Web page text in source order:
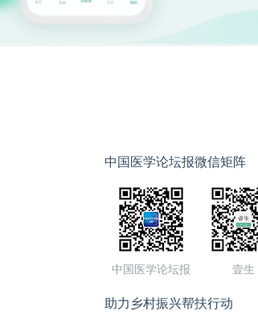
中国医学论坛报微信矩阵
中国医学论坛报 壹生
助力乡村振兴帮扶行动